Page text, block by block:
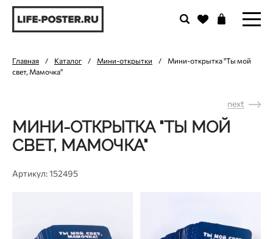
Главная / Каталог / Мини-открытки /
Мини-открытка "Ты мой
свет, Мамочка"
next
МИНИ-ОТКРЫТКА "ТЫ МОЙ
СВЕТ, МАМОЧКА"
Артикул: 152495